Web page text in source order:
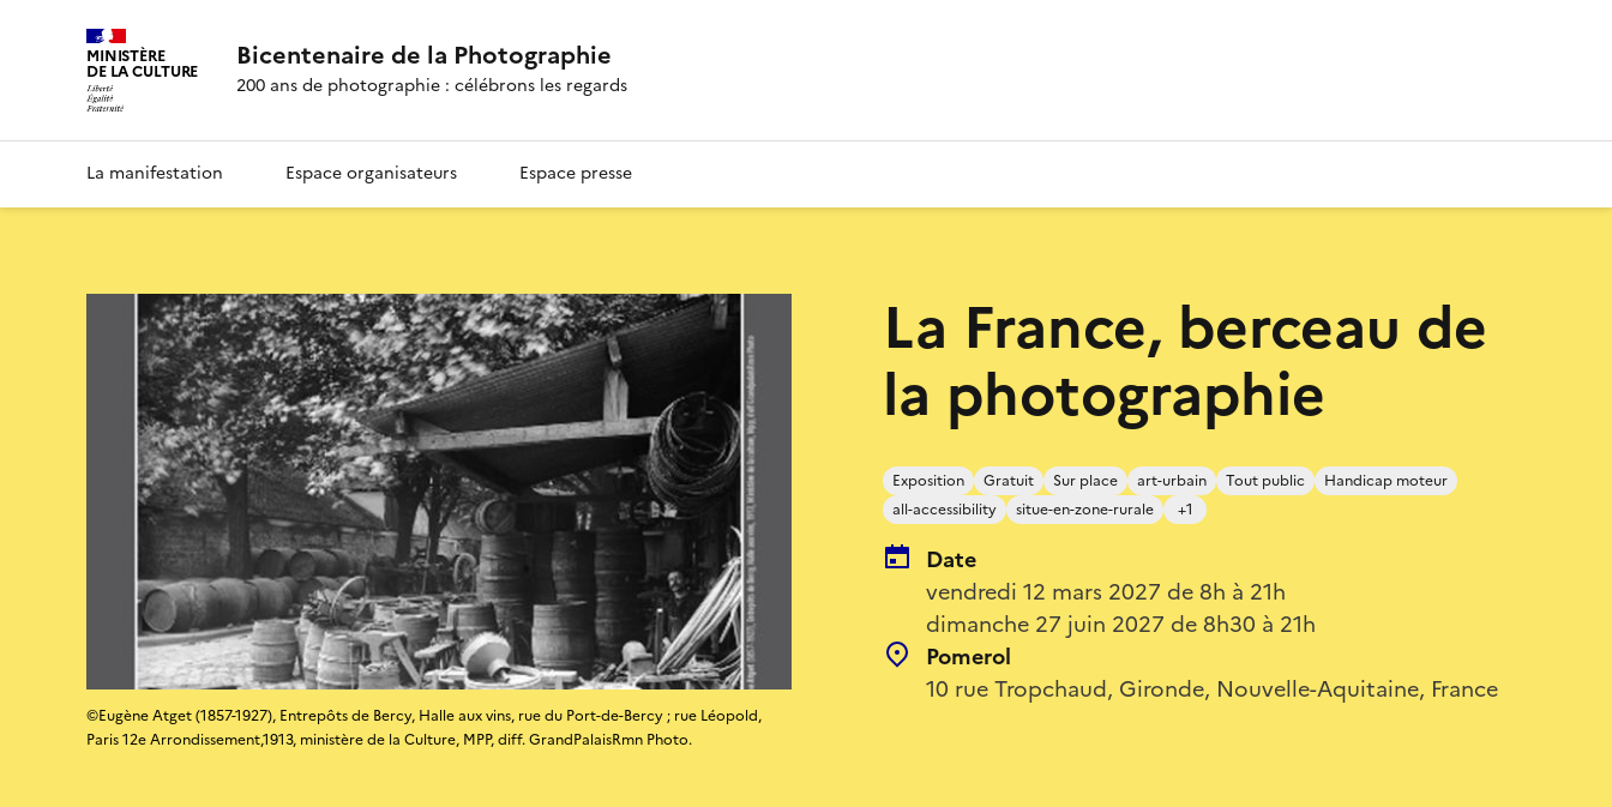
MINISTÈRE
DE LA CULTURE Bicentenaire de la Photographie
200 ans de photographie : célébrons les regards
La manifestation Espace organisateurs Espace presse
La France, berceau de
la photographie
Exposition Gratuit Sur place art-urbain Tout public
Handicap moteur
all-accessibility
situe-en-zone-rurale +1
Date
vendredi 12 mars 2027 de 8h à 21h
dimanche 27 juin 2027 de 8h30 à 21h
Pomerol
10 rue Tropchaud, Gironde, Nouvelle-Aquitaine, France
©Eugène Atget (1857-1927), Entrepôts de Bercy, Halle aux vins, rue du Port-de-Bercy ; rue Léopold,
Paris 12e Arrondissement,1913, ministère de la Culture, MPP, diff. GrandPalaisRmn Photo.